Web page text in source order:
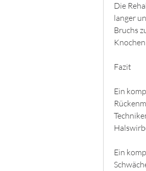
Die
langer
Bruchs
Fazit
Ein
Ein